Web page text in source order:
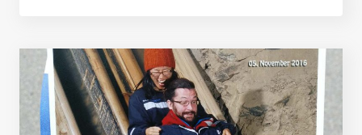
MAN
IN
BAD
ISCHL